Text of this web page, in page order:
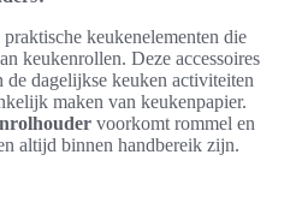
keukenelementen die
keukenrollen. Deze accessoires
dagelijkse keuken activiteiten
maken van keukenpapier.
voorkomt rommel en
altijd binnen handbereik zijn.